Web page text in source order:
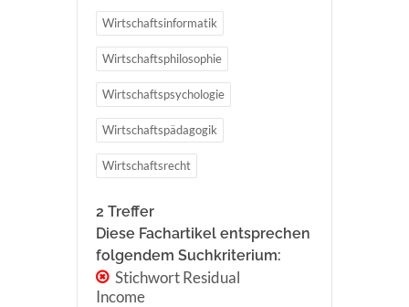
Wirtschaftsinformatik
Wirtschaftsphilosophie
Wirtschaftspsychologie
Wirtschaftspädagogik
Wirtschaftsrecht
2 Treffer
Diese Fachartikel entsprechen
folgendem Suchkriterium:
Stichwort Residual
Income